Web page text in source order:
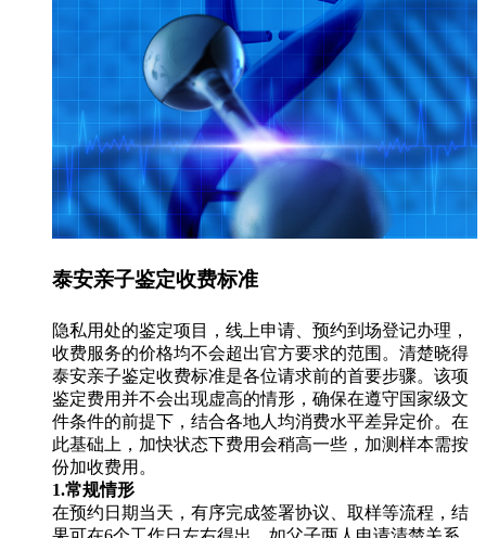
泰安亲子鉴定收费标准
隐私用处的鉴定项目，线上申请、预约到场登记办理，
收费服务的价格均不会超出官方要求的范围。清楚晓得
泰安亲子鉴定收费标准是各位请求前的首要步骤。该项
鉴定费用并不会出现虚高的情形，确保在遵守国家级文
件条件的前提下，结合各地人均消费水平差异定价。在
此基础上，加快状态下费用会稍高一些，加测样本需按
份加收费用。
1.常规情形
在预约日期当天，有序完成签署协议、取样等流程，结